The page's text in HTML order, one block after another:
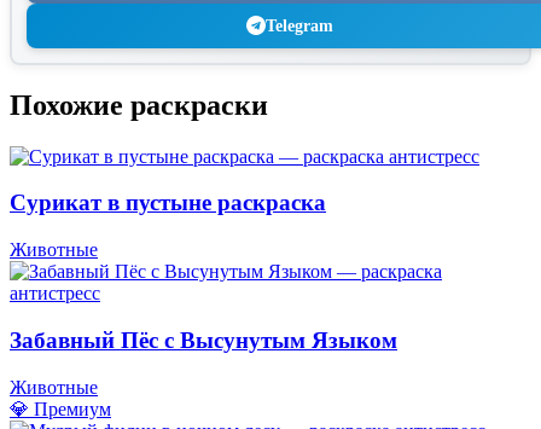
Telegram
Похожие раскраски
Сурикат в пустыне раскраска
Животные
Забавный Пёс с Высунутым Языком
Животные
💎 Премиум